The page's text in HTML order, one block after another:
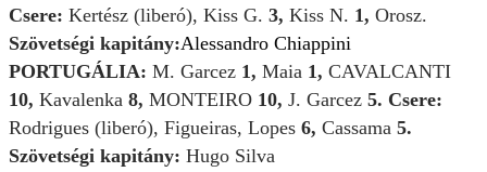
Csere: Kertész (liberó), Kiss G. 3, Kiss N. 1, Orosz.
Szövetségi kapitány:Alessandro Chiappini
PORTUGÁLIA: M. Garcez 1, Maia 1, CAVALCANTI
10, Kavalenka 8, MONTEIRO 10, J. Garcez 5. Csere:
Rodrigues (liberó), Figueiras, Lopes 6, Cassama 5.
Szövetségi kapitány: Hugo Silva